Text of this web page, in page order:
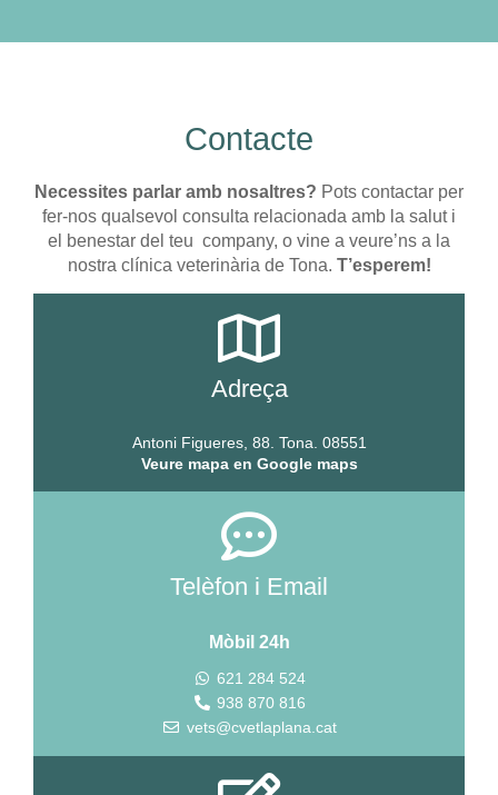
Contacte
Necessites parlar amb nosaltres? Pots contactar per
fer-nos qualsevol consulta relacionada amb la salut i
el benestar del teu company, o vine a veure’ns a la
nostra clínica veterinària de Tona. T’esperem!
Adreça
Antoni Figueres, 88. Tona. 08551
Veure mapa en Google maps
Telèfon i Email
Mòbil 24h
621 284 524
938 870 816
vets@cvetlaplana.cat